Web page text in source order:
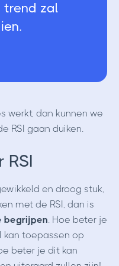
trend zal
werkt, dan kunnen we
RSI gaan duiken.
RSI
en droog stuk,
met de RSI, dan is
begrijpen. Hoe beter je
kan toepassen op
beter je dit kan